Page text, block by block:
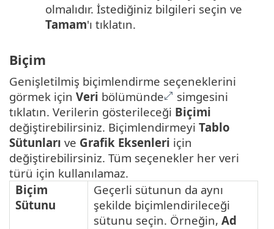
olmalıdır. İstediğiniz bilgileri seçin ve
Tamam'ı tıklatın.
Biçim
Genişletilmiş biçimlendirme seçeneklerini
görmek için Veri bölümünde
simgesini
tıklatın. Verilerin gösterileceği Biçimi
değiştirebilirsiniz. Biçimlendirmeyi Tablo
Sütunları ve Grafik Eksenleri için
değiştirebilirsiniz. Tüm seçenekler her veri
türü için kullanılamaz.
Biçim
Sütunu
Geçerli sütunun da aynı
şekilde biçimlendirileceği
sütunu seçin. Örneğin, Ad